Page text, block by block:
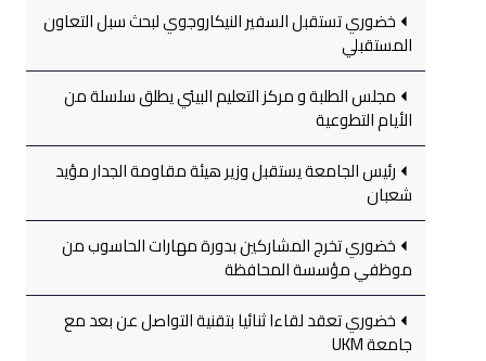
خضوري تستقبل السفير النيكاروجوي لبحث سبل التعاون
المستقبلي
مجلس الطلبة و مركز التعليم البيئي يطلق سلسلة من
الأيام التطوعية
رئيس الجامعة يستقبل وزير هيئة مقاومة الجدار مؤيد
شعبان
خضوري تخرج المشاركين بدورة مهارات الحاسوب من
موظفي مؤسسة المحافظة
خضوري تعقد لقاءا ثنائيا بتقنية التواصل عن بعد مع
جامعة UKM